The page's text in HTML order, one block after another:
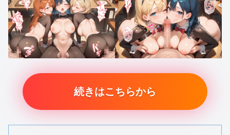
続きはこちらから